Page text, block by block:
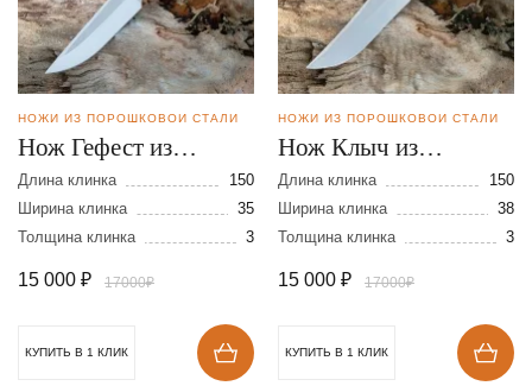
НОЖИ ИЗ ПОРОШКОВОЙ СТАЛИ
Нож Гефест из
порошковой стали
S390
Длина клинка
150
Ширина клинка
35
Толщина клинка
3
15 000 ₽ 17000₽
КУПИТЬ В 1 КЛИК
НОЖИ ИЗ ПОРОШКОВОЙ СТАЛИ
Нож Клыч из
порошковой стали
S390
Длина клинка
150
Ширина клинка
38
Толщина клинка
3
15 000 ₽ 17000₽
КУПИТЬ В 1 КЛИК